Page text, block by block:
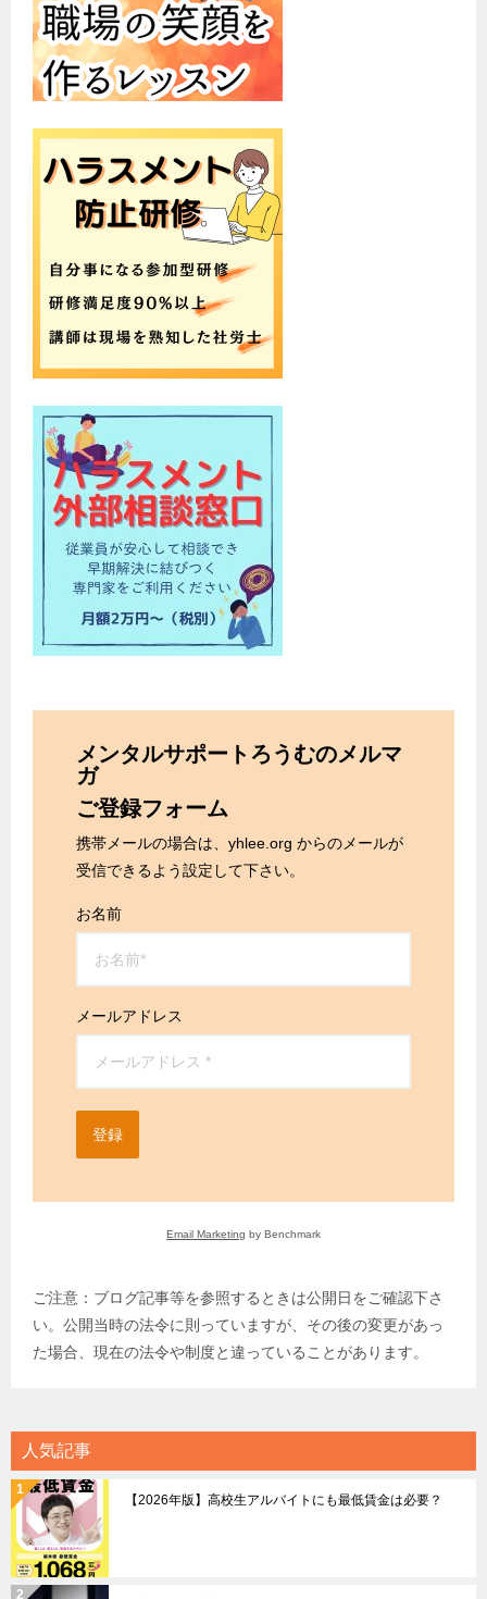
メンタルサポートろうむのメルマ
ガ
ご登録フォーム
携帯メールの場合は、yhlee.org からのメールが
受信できるよう設定して下さい。
お名前
メールアドレス
登録
Email Marketing by Benchmark
ご注意：ブログ記事等を参照するときは公開日をご確認下さ
い。公開当時の法令に則っていますが、その後の変更があっ
た場合、現在の法令や制度と違っていることがあります。
人気記事
【2026年版】高校生アルバイトにも最低賃金は必要？